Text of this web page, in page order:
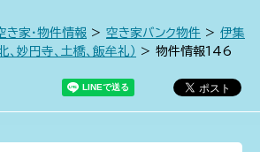
き家・物件情報 > 空き家バンク物件 > 伊集
妙円寺、土橋、飯牟礼） > 物件情報146